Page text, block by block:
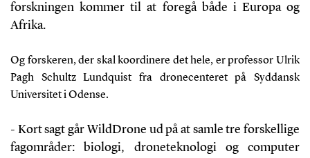
forskningen kommer til at foregå både i Europa og
Afrika.
Og forskeren, der skal koordinere det hele, er professor Ulrik
Pagh Schultz Lundquist fra dronecenteret på Syddansk
Universitet i Odense.
- Kort sagt går WildDrone ud på at samle tre forskellige
fagområder: biologi, droneteknologi og computer